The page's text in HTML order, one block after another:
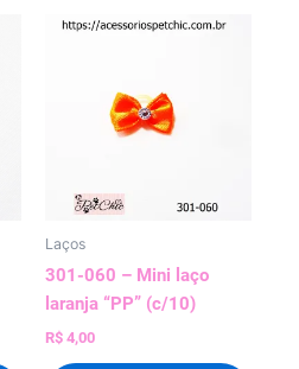
Laços
301-060 – Mini laço
laranja “PP” (c/10)
R$ 4,00